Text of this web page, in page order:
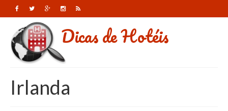
Dicas de Hotéis
Irlanda